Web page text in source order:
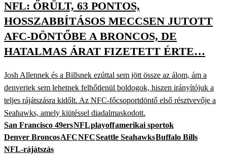
NFL: ŐRÜLT, 63 PONTOS,
HOSSZABBÍTÁSOS MECCSEN JUTOTT
AFC-DÖNTŐBE A BRONCOS, DE
HATALMAS ÁRAT FIZETETT ÉRTE…
Josh Allennek és a Billsnek ezúttal sem jött össze az álom, ám a
denveriek sem lehetnek felhőtlenül boldogok, hiszen irányítójuk a
teljes rájátszásra kidőlt. Az NFC-főcsoportdöntő első résztvevője a
Seahawks, amely kiütéssel diadalmaskodott.
San Francisco 49ersNFLplayoffamerikai sportok
Denver BroncosAFCNFCSeattle SeahawksBuffalo Bills
NFL-rájátszás